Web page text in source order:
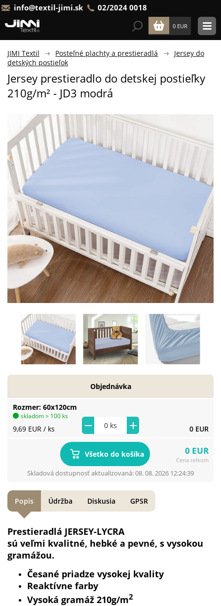
info@textil-jimi.sk 02/2024 0018
0 EUR
JIMI Textil Posteľné plachty a prestieradlá
Jersey do
detských postieľok
Jersey prestieradlo do detskej postieľky
210g/m² - JD3 modrá
Rozmer 60x120cm
9,69 EUR / ks 0 EUR
skladom > 100 ks
Objednávka
Všetko do košíka 0 EUR
Cena celkom
Skladová dostupnosť aktualizovaná: 08. 08. 2026 12:24:39
Prestieradlá JERSEY-LYCRA
sú veľmi kvalitné, hebké a pevné, s vysokou
gramážou.
Česané priadze vysokej kvality
Reaktívne farby
Vysoká gramáž 210g/m2
Popis Údržba Diskusia GPSR